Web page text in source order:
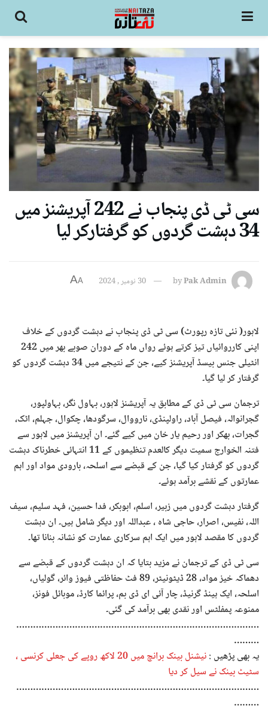
سی ٹی ڈی پنجاب نے 242 آپریشنز میں
34 دہشت گردوں کو گرفتارکر لیا
byPak Admin 30 نومبر , 2024 A
A
لاہور( نئی تازہ رپورٹ) سی ٹی ڈی پنجاب نے دہشت گردوں کے خلاف
اپنی کارروائیاں تیز کرتے ہوئے رواں ماہ کے دوران صوبے بھر میں 242
انٹیلی جنس بیسڈ آپریشنز کیے، جن کے نتیجے میں 34 دہشت گردوں کو
گرفتار کر لیا گیا۔
ترجمان سی ٹی ڈی کے مطابق یہ آپریشنز لاہور، بہاول نگر، بہاولپور،
گجرانوالہ، فیصل آباد، راولپنڈی، نارووال، سرگودھا، چکوال، جہلم، اٹک،
گجرات، بھکر اور رحیم یار خان میں کیے گئے۔ ان آپریشنز میں لاہور سے
فتنہ الخوارج سمیت دیگر کالعدم تنظیموں کے 11 انتہائی خطرناک دہشت
گردوں کو گرفتار کیا گیا، جن کے قبضے سے اسلحہ، بارودی مواد اور اہم
عمارتوں کے نقشے برآمد ہوئے۔
گرفتار دہشت گردوں میں زبیر، اسلم، ابوبکر، فدا حسین، فہد سلیم، سیف
اللہ، نفیس، اصرار، حاجی شاہ ، عبداللہ اور دیگر شامل ہیں۔ ان دہشت
گردوں کا مقصد لاہور میں ایک اہم سرکاری عمارت کو نشانہ بنانا تھا۔
سی ٹی ڈی کے ترجمان نے مزید بتایا کہ ان دہشت گردوں کے قبضے سے
دھماکہ خیز مواد، 28 ڈیٹونیٹر، 89 فٹ حفاظتی فیوز وائر، گولیاں،
اسلحہ، ایک ہینڈ گرنیڈ، چار آئی ای ڈی بم، پرائما کارڈ، موبائل فونز،
ممنوعہ پمفلٹس اور نقدی بھی برآمد کی گئی۔
……………………………………………………………………………
………
یہ بھی پڑھیں :
نیشنل بینک برانچ میں 20 لاکھ روپے کی جعلی کرنسی ،
سٹیٹ بینک نے سیل کر دیا
……………………………………………………………………………
………